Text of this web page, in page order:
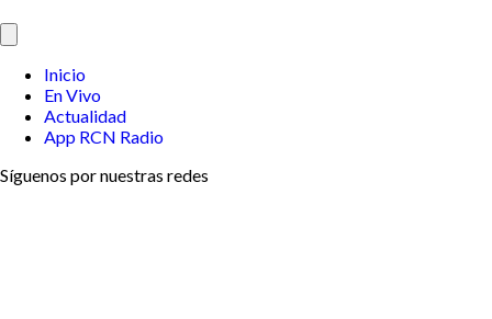
Inicio
En Vivo
Actualidad
App RCN Radio
Síguenos por nuestras redes